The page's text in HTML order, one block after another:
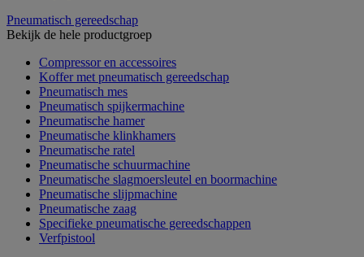
Pneumatisch gereedschap
Bekijk de hele productgroep
Compressor en accessoires
Koffer met pneumatisch gereedschap
Pneumatisch mes
Pneumatisch spijkermachine
Pneumatische hamer
Pneumatische klinkhamers
Pneumatische ratel
Pneumatische schuurmachine
Pneumatische slagmoersleutel en boormachine
Pneumatische slijpmachine
Pneumatische zaag
Specifieke pneumatische gereedschappen
Verfpistool